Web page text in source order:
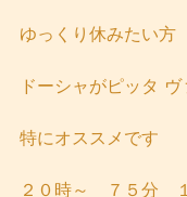
ゆっくり休みたい方
ドーシャがピッタ
特にオススメです
２０時～　７５分　